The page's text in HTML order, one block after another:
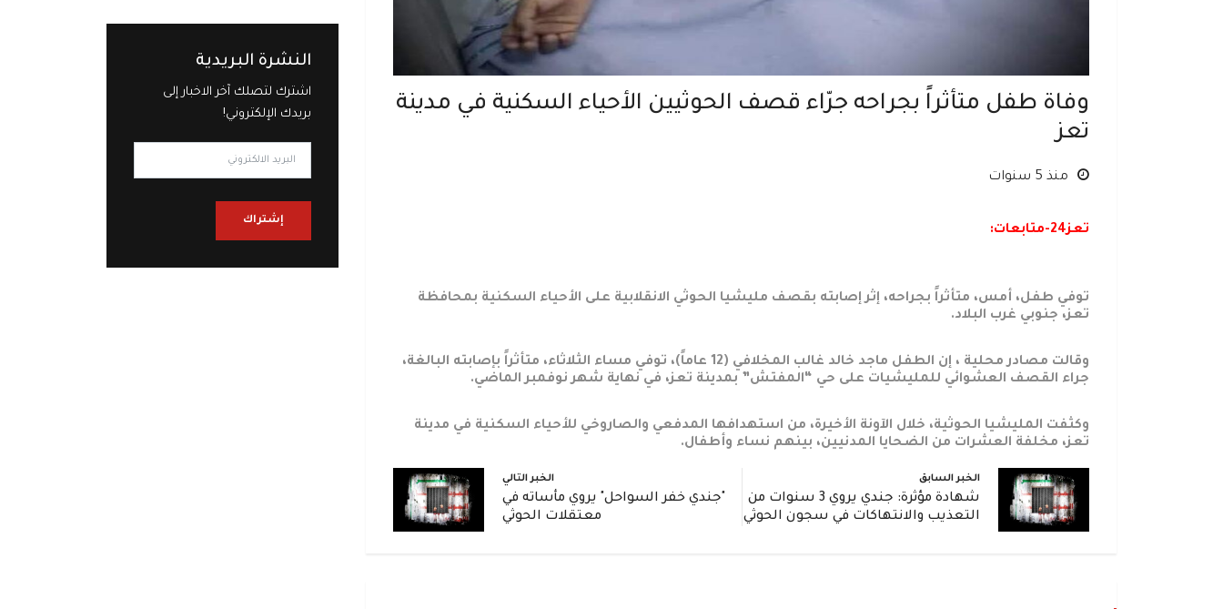
وفاة طفل متأثراً بجراحه جرّاء قصف الحوثيين الأحياء السكنية في مدينة
تعز
منذ 5 سنوات
تعز24-متابعات:
توفي طفل، أمس، متأثراً بجراحه، إثر إصابته بقصف مليشيا الحوثي الانقلابية على الأحياء السكنية بمحافظة
تعز، جنوبي غرب البلاد.
وقالت مصادر محلية ، إن الطفل ماجد خالد غالب المخلافي (12 عاماً)، توفي مساء الثلاثاء، متأثراً بإصابته البالغة،
جراء القصف العشوائي للمليشيات على حي “المفتش” بمدينة تعز، في نهاية شهر نوفمبر الماضي.
وكثفت المليشيا الحوثية، خلال الآونة الأخيرة، من استهدافها المدفعي والصاروخي للأحياء السكنية في مدينة
تعز، مخلفة العشرات من الضحايا المدنيين، بينهم نساء وأطفال.
الخبر السابق
شهادة مؤثرة: جندي يروي 3 سنوات من
التعذيب والانتهاكات في سجون الحوثي
الخبر التالي
"جندي خفر السواحل" يروي مأساته في
معتقلات الحوثي
النشرة البريدية
اشترك لتصلك آخر الاخبار إلى
بريدك الإلكتروني!
إشتراك